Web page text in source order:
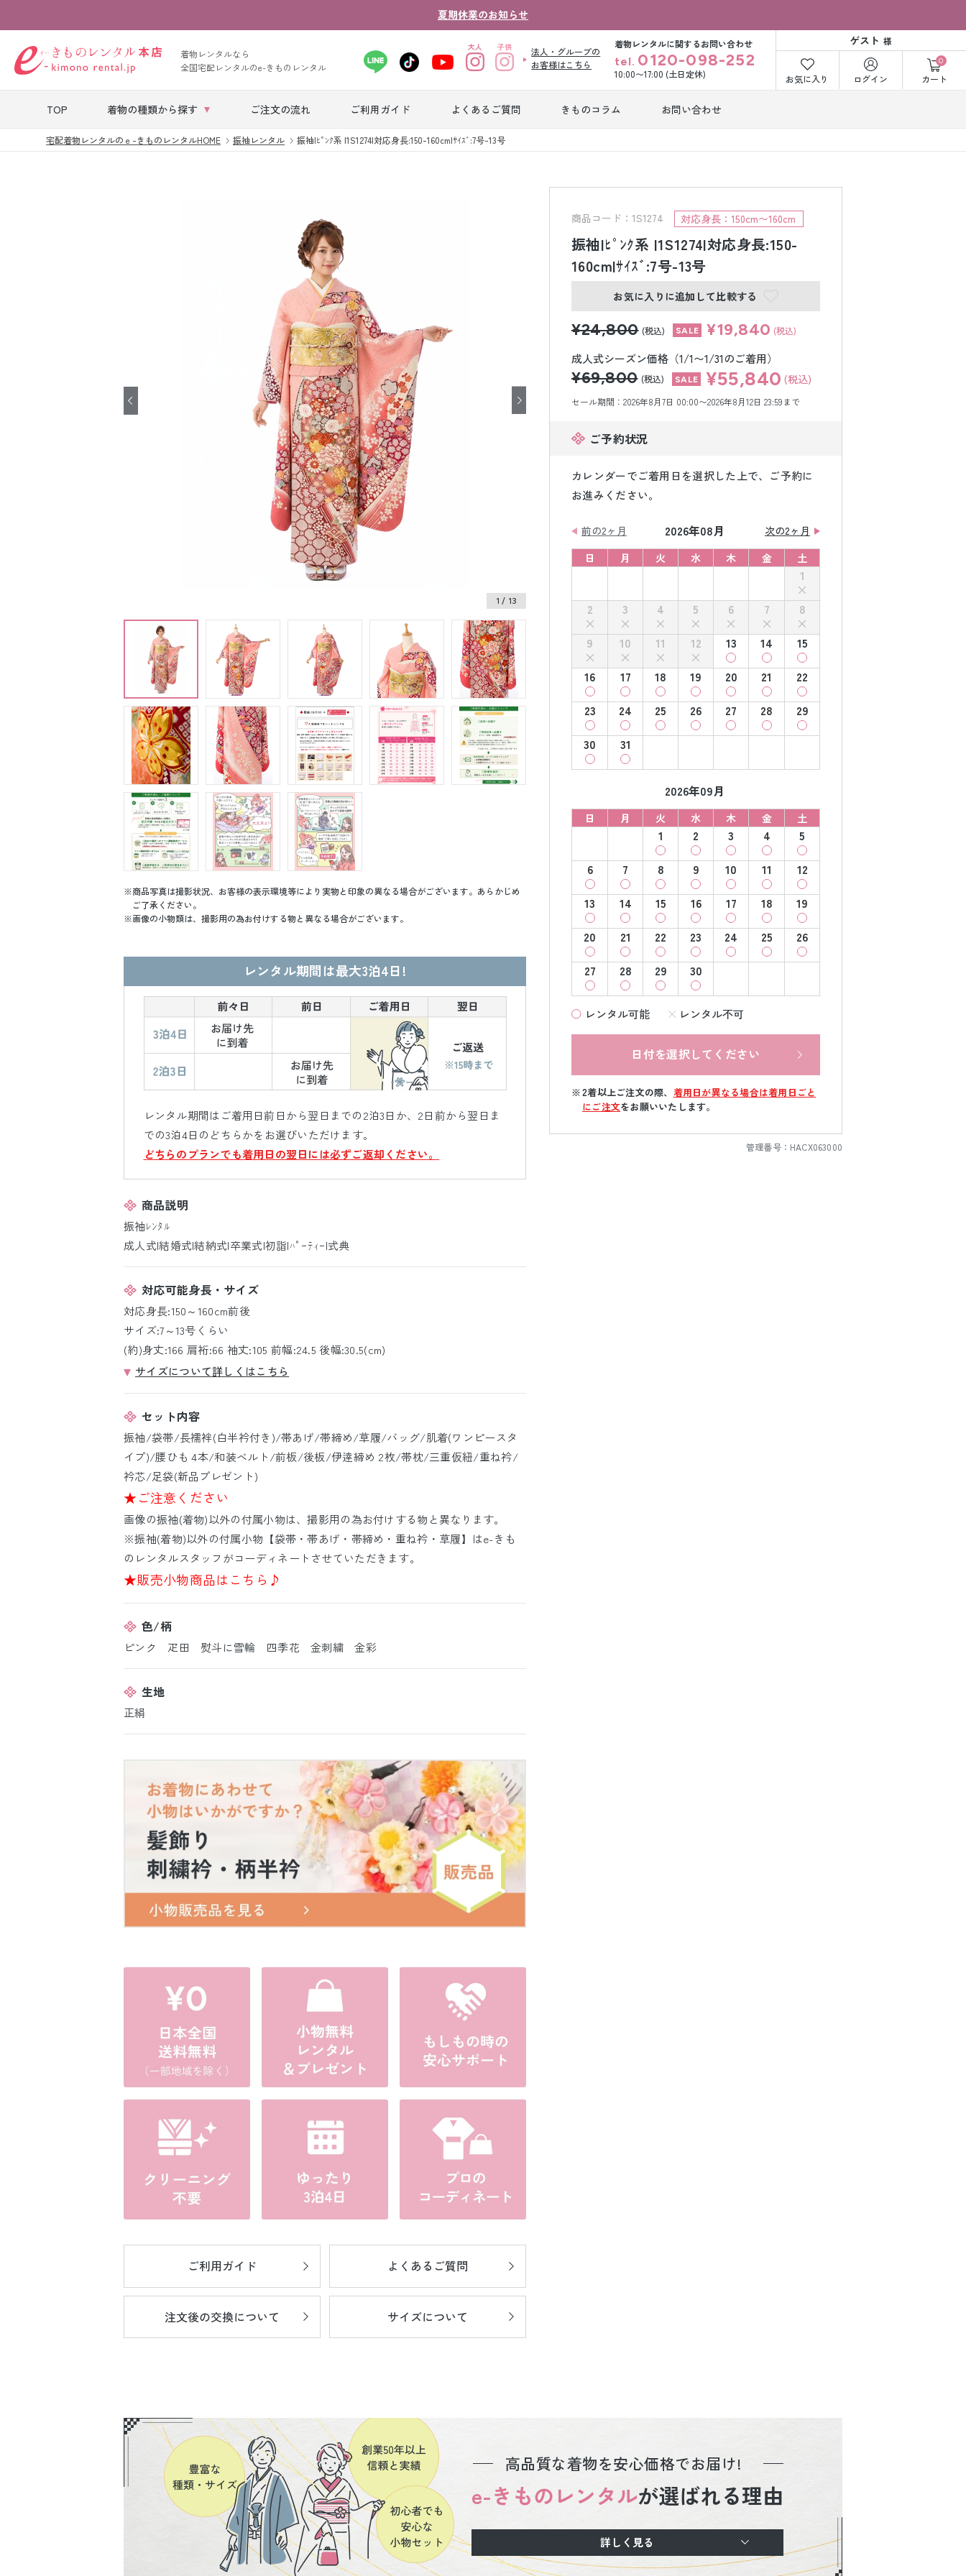
夏期休業のお知らせ
着物レンタルなら
全国宅配レンタルのe-きものレンタル
法人・グループの
お客様はこちら
着物レンタルに関するお問い合わせ
tel. 0120-098-252
10:00〜17:00 (土日定休)
ゲスト 様
お気に入り ログイン
0
カート
TOP 着物の種類から探す ご注文の流れ ご利用ガイド よくあるご質問 きものコラム お問い合わせ
七五三レンタル 振袖レンタル
卒業式袴レンタ
ル
産着レンタル
レンタル
ンタル
タル
紋付袴レンタル
男性礼装レンタ
ル
色打掛&紋付袴
レンタル
小物販売品
宅配着物レンタルのｅ-きものレンタルHOME 振袖レンタル 振袖|ﾋﾟﾝｸ系 |1S1274|対応身長:150-160cm|ｻｲｽﾞ:7号-13号
商品コード：1S1274 対応身長：150cm〜160cm
振袖|ﾋﾟﾝｸ系 |1S1274|対応身長:150-
160cm|ｻｲｽﾞ:7号-13号
お気に入りに追加して比較する
¥24,800 (税込) ¥19,840 (税込)
成人式シーズン価格（1/1〜1/31のご着用）
¥69,800 (税込) ¥55,840 (税込)
セール期間：2026年8月7日 00:00〜2026年8月12日 23:59まで
ご予約状況
カレンダーでご着用日を選択した上で、ご予約に
お進みください。
前の2ヶ月 2026年08月
次の2ヶ月
日
月 火 水 木 金 土
1
2
3 4 5 6 7
8
9
10 11 12 13 14
15
16
17 18 19 20 21
22
23
24 25 26 27 28
29
30
31
2026年09月
日 月 火 水 木 金 土
1 2 3 4
5
6
7 8 9 10 11
12
13
14 15 16 17 18
19
20
21 22 23 24 25
26
27
28 29 30
レンタル可能 レンタル不可
日付を選択してください
2着以上ご注文の際、 着用日が異なる場合は着用日ごと
にご注文をお願いいたします。
管理番号： HACX063000
1 / 13
商品写真は撮影状況、お客様の表示環境等により実物と印象の異なる場合がございます。あらかじめ
ご了承ください。
画像の小物類は、撮影用の為お付けする物と異なる場合がございます。
レンタル期間は最大3泊4日!
レンタル期間はご着用日前日から翌日までの2泊3日か、2日前から翌日ま
での3泊4日のどちらかをお選びいただけます。
どちらのプランでも着用日の翌日には必ずご返却ください。
商品説明
振袖ﾚﾝﾀﾙ
成人式|結婚式|結納式|卒業式|初詣|ﾊﾟｰﾃｨｰ|式典
対応可能身長・サイズ
対応身長:150～160cm前後
サイズ:7～13号くらい
(約)身丈:166 肩裄:66 袖丈:105 前幅:24.5 後幅:30.5(cm)
サイズについて詳しくはこちら
セット内容
振袖/袋帯/長襦袢(白半衿付き)/帯あげ/帯締め/草履/バッグ/肌着(ワンピースタ
イプ)/腰ひも 4本/和装ベルト/前板/後板/伊逹締め 2枚/帯枕/三重仮紐/重ね衿/
衿芯/足袋(新品プレゼント)
★ご注意ください
画像の振袖(着物)以外の付属小物は、撮影用の為お付けする物と異なります。
※振袖(着物)以外の付属小物【袋帯・帯あげ・帯締め・重ね衿・草履】はe-きも
のレンタルスタッフがコーディネートさせていただきます。
★販売小物商品はこちら♪
色/柄
ピンク 疋田 熨斗に雪輪 四季花 金刺繍 金彩
生地
正絹
ご利用ガイド よくあるご質問
注文後の交換について サイズについて
高品質な着物を安心価格でお届け!
e-きものレンタルが選ばれる理由
詳しく見る